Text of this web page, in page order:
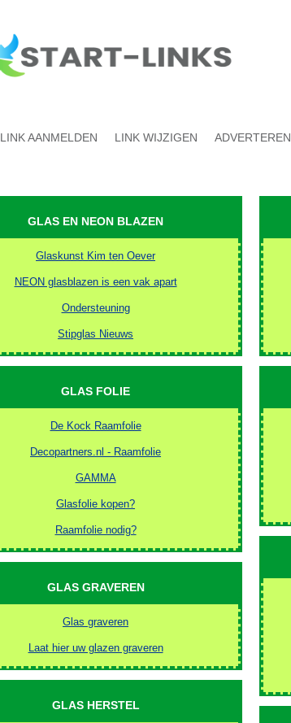
LINK AANMELDEN LINK WIJZIGEN ADVERTEREN
GLAS EN NEON BLAZEN
Glaskunst Kim ten Oever
NEON glasblazen is een vak apart
Ondersteuning
Stipglas Nieuws
GLAS FOLIE
De Kock Raamfolie
Decopartners.nl - Raamfolie
GAMMA
Glasfolie kopen?
Raamfolie nodig?
GLAS GRAVEREN
Glas graveren
Laat hier uw glazen graveren
GLAS HERSTEL